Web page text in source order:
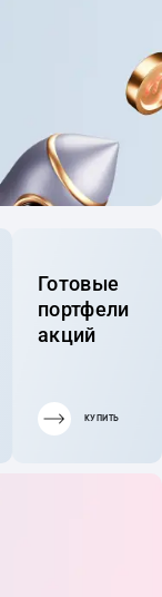
Готовые
портфели
акций
КУПИТЬ